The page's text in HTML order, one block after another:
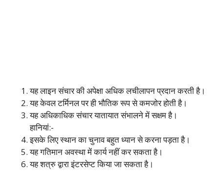
यह लाइन संचार की अपेक्षा अधिक लचीलापन प्रदान करती है।
यह केवल टर्मिनल पर ही भौतिक रूप से कमजोर होती है।
यह अधिकाधिक संचार यातायात संभालने में सक्षम है।
हानियां:-
इसके लिए स्थान का चुनाव बहुत ध्यान से करना पड़ता है।
यह गतिमान अवस्था में कार्य नहीं कर सकता है।
यह शत्रु द्वारा इंटरसेप्ट किया जा सकता है।